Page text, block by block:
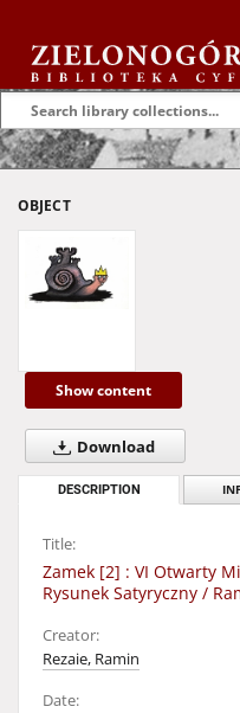
OBJECT
Show content
Download
DESCRIPTION
Title:
Zamek [2] : VI Otwarty
Rysunek Satyryczny /
Creator:
Rezaie, Ramin
Date: